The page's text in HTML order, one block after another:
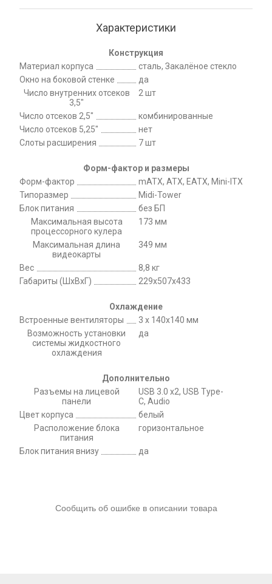
Характеристики
Конструкция
Материал корпуса
сталь, Закалёное стекло
Окно на боковой стенке
да
Число внутренних отсеков
3,5"
2 шт
Число отсеков 2,5"
комбинированные
Число отсеков 5,25"
нет
Слоты расширения
7 шт
Форм-фактор и размеры
Форм-фактор
mATX, ATX, EATX, Mini-ITX
Типоразмер
Midi-Tower
Блок питания
без БП
Максимальная высота
процессорного кулера
173 мм
Максимальная длина
видеокарты
349 мм
Вес
8,8 кг
Габариты (ШхВхГ)
229x507x433
Охлаждение
Встроенные вентиляторы
3 x 140x140 мм
Возможность установки
системы жидкостного
охлаждения
да
Дополнительно
Разъемы на лицевой
панели
USB 3.0 x2, USB Type-
C, Audio
Цвет корпуса
белый
Расположение блока
питания
горизонтальное
Блок питания внизу да
Сообщить об ошибке в описании товара